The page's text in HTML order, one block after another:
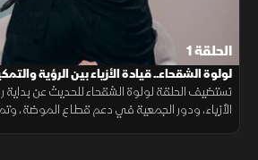
الحلقة 1
لولوة الشقحاء.. قيادة الأزياء بين الرؤية
تستضيف الحلقة لولوة الشقحاء للحديث عن بداية
الأزياء، ودور الجمعية في دعم قطاع الموضة،